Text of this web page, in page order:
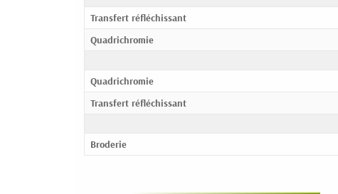
Transfert réfléchissant
Quadrichromie
Quadrichromie
Transfert réfléchissant
Broderie